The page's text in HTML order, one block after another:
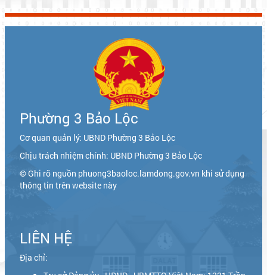
Phường 3 Bảo Lộc
Cơ quan quản lý: UBND Phường 3 Bảo Lộc
Chịu trách nhiệm chính: UBND Phường 3 Bảo Lộc
© Ghi rõ nguồn phuong3baoloc.lamdong.gov.vn khi sử dụng
thông tin trên website này
LIÊN HỆ
Địa chỉ: